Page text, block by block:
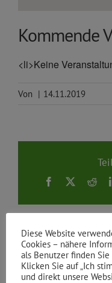
Kommende
<li>Keine
Von | 14.11.2019
Facebook
X
Diese Website
Cookies – nähere
als Benutzer finden
Klicken Sie auf „Ich
und direkt unsere